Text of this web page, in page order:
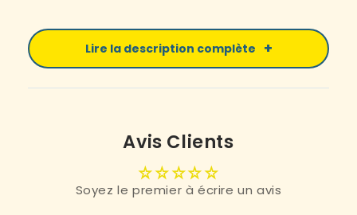
Lire la description complète
Avis Clients
Soyez le premier à écrire un avis